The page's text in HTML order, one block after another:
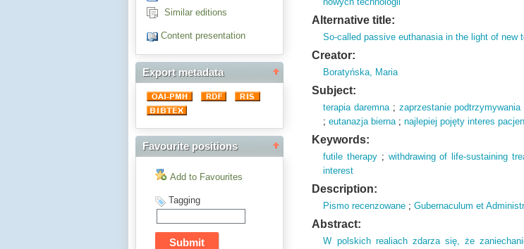
Similar editions
Content presentation
Export metadata
Favourite positions
Add to Favourites
Tagging
Alternative title:
So-called passive euthanasia in the light of new
Creator:
Boratyńska, Maria
Subject:
terapia daremna; zaprzestanie podtrzymywania
;eutanazja bierna;najlepiej pojęty interes
Keywords:
futile therapy ; withdrawing of life-sustaining
interest
Description:
Pismo recenzowane ;Gubernaculum et
Abstract:
W polskich realiach zdarza się, że